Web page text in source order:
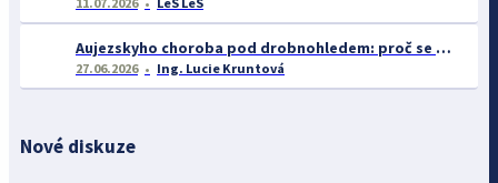
Aujezskyho choroba pod drobnohledem: proč se o ní nyní mluví více než dříve
27.06.2026 Ing. Lucie Kruntová
Nové diskuze